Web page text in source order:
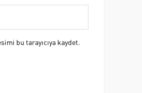
bu tarayıcıya kaydet.